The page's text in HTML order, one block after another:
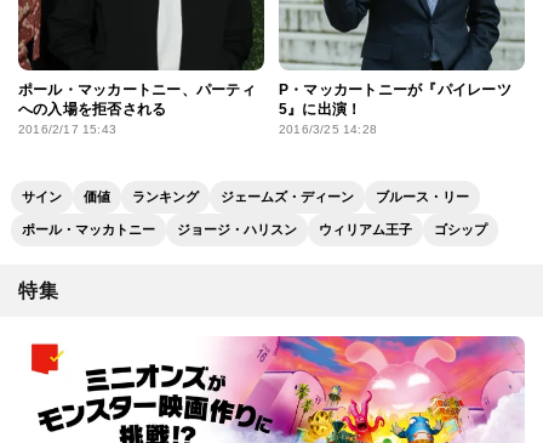
ポール・マッカートニー、パーティ
への入場を拒否される
2016/2/17 15:43
P・マッカートニーが『パイレーツ
5』に出演！
2016/3/25 14:28
サイン 価値 ランキング ジェームズ・ディーン ブルース・リー
ポール・マッカトニー ジョージ・ハリスン ウィリアム王子 ゴシップ
特集